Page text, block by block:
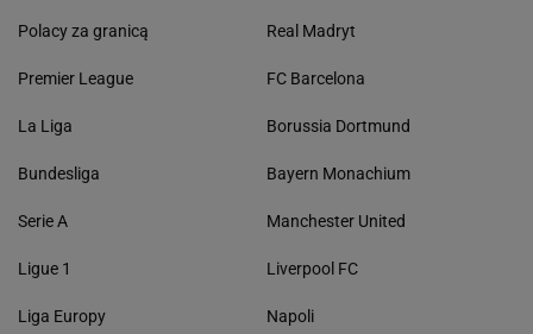
Polacy za granicą
Premier League
La Liga
Bundesliga
Serie A
Ligue 1
Liga Europy
Real Madryt
FC Barcelona
Borussia Dortmund
Bayern Monachium
Manchester United
Liverpool FC
Napoli